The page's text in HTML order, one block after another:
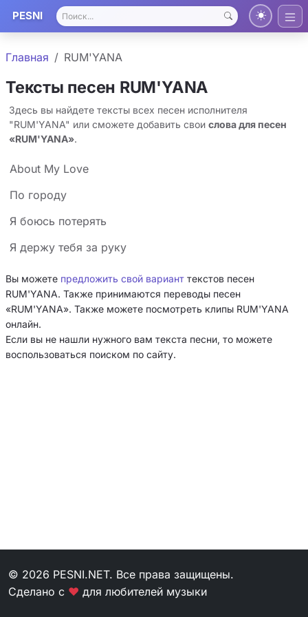
PESNI
Главная RUM'YANA
Тексты песен RUM'YANA
Здесь вы найдете тексты всех песен исполнителя
"RUM'YANA" или сможете добавить свои слова для песен
«RUM'YANA».
About My Love
По городу
Я боюсь потерять
Я держу тебя за руку
Вы можете предложить свой вариант текстов песен
RUM'YANA. Также принимаются переводы песен
«RUM'YANA». Также можете посмотреть клипы RUM'YANA
онлайн.
Если вы не нашли нужного вам текста песни, то можете
воспользоваться поиском по сайту.
© 2026 PESNI.NET. Все права защищены.
Сделано с ❤ для любителей музыки